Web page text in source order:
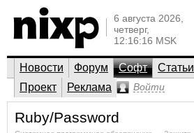
6 августа 2026,
четверг,
12:16:16 MSK
Новости Форум Софт Статьи
Проект
Реклама Войти
Ruby/Password